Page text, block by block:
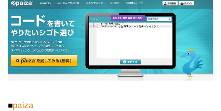
■paiza